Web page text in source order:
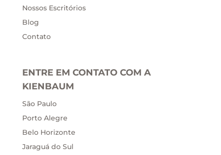
Nossos Escritórios
Blog
Contato
ENTRE EM CONTATO COM A
KIENBAUM
São Paulo
Porto Alegre
Belo Horizonte
Jaraguá do Sul